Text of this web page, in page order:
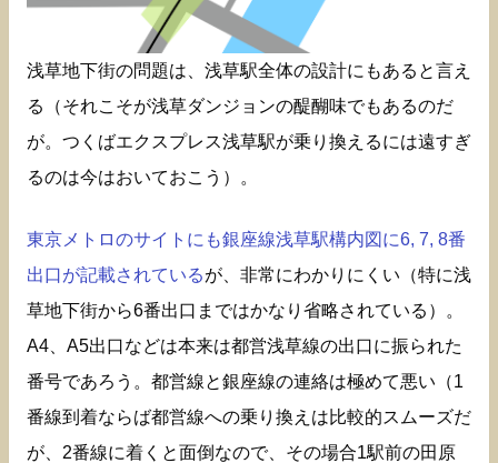
浅草地下街の問題は、浅草駅全体の設計にもあると言え
る（それこそが浅草ダンジョンの醍醐味でもあるのだ
が。つくばエクスプレス浅草駅が乗り換えるには遠すぎ
るのは今はおいておこう）。
東京メトロのサイトにも銀座線浅草駅構内図に6, 7, 8番
出口が記載されているが、非常にわかりにくい（特に浅
草地下街から6番出口まではかなり省略されている）。
A4、A5出口などは本来は都営浅草線の出口に振られた
番号であろう。都営線と銀座線の連絡は極めて悪い（1
番線到着ならば都営線への乗り換えは比較的スムーズだ
が、2番線に着くと面倒なので、その場合1駅前の田原